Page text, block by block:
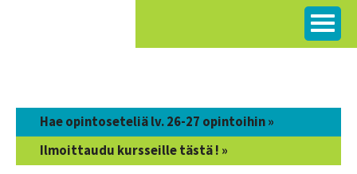
Hae opintoseteliä lv. 26-27 opintoihin »
Ilmoittaudu kursseille tästä ! »